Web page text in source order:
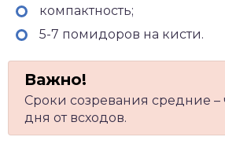
компактность;
5-7 помидоров на кисти.
Сроки созревания средние –
дня от всходов.